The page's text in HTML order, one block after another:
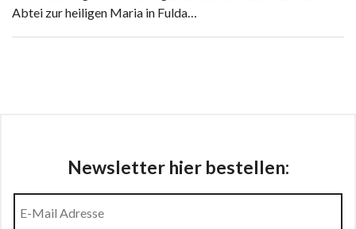
Abtei zur heiligen Maria in Fulda…
Newsletter hier bestellen: